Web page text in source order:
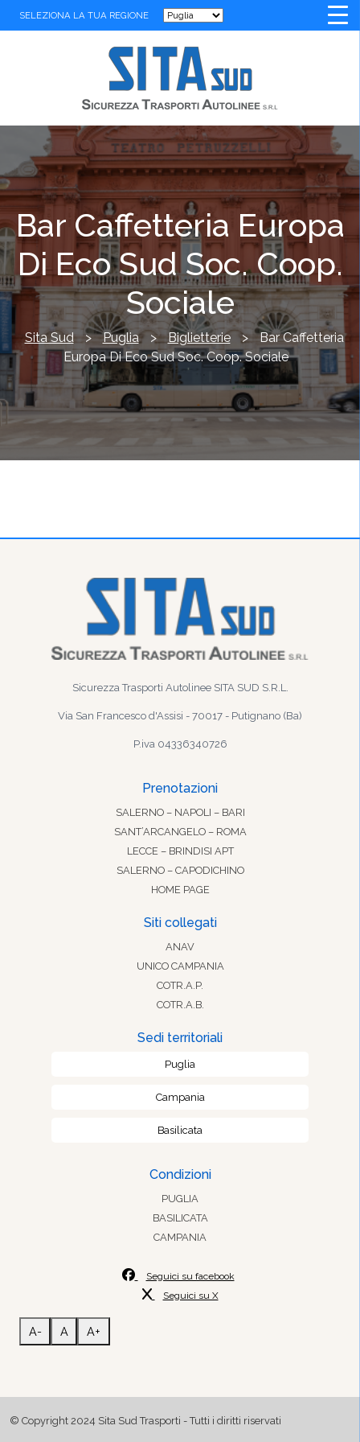
SELEZIONA LA TUA REGIONE
Bar Caffetteria Europa
Di Eco Sud Soc. Coop.
Sociale
Sita Sud > Puglia > Biglietterie > Bar Caffetteria
Europa Di Eco Sud Soc. Coop. Sociale
Sicurezza Trasporti Autolinee SITA SUD S.R.L.
Via San Francesco d'Assisi - 70017 - Putignano (Ba)
P.iva 04336340726
Prenotazioni
SALERNO – NAPOLI – BARI
SANT’ARCANGELO – ROMA
LECCE – BRINDISI APT
SALERNO – CAPODICHINO
HOME PAGE
Siti collegati
ANAV
UNICO CAMPANIA
COTR.A.P.
COTR.A.B.
Sedi territoriali
Puglia
Campania
Basilicata
Condizioni
PUGLIA
BASILICATA
CAMPANIA
Seguici su facebook
Seguici su X
A- A A+
© Copyright 2024 Sita Sud Trasporti - Tutti i diritti riservati